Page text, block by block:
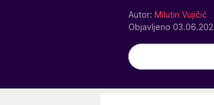
Autor: Milutin Vujičić
Objavljeno